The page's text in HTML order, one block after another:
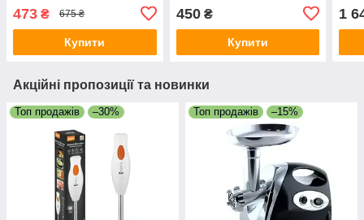
473 ₴ 675 ₴
Купити
450₴
Купити
1
Акційні пропозиції та новинки
Топ продажів –30% Топ продажів –15%